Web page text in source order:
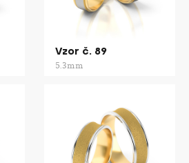
Vzor č. 89
5.3mm